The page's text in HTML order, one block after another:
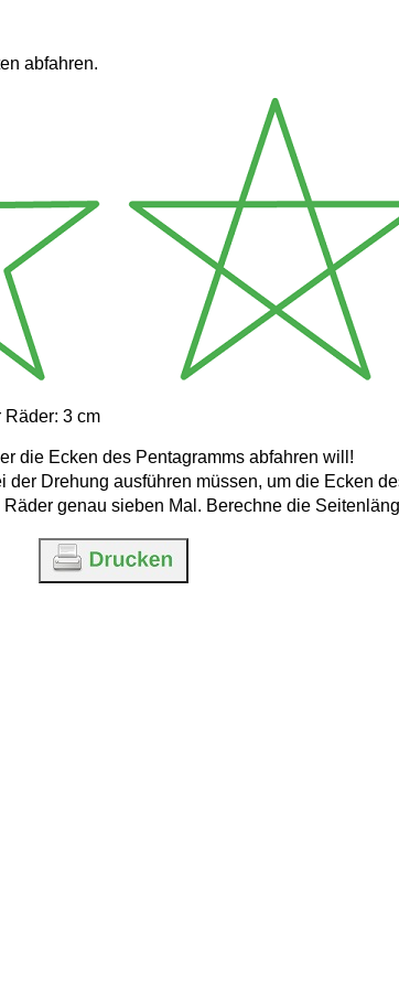
abfahren.
3 cm
die Ecken des Pentagramms abfahren will!
Drehung ausführen müssen, um die Ecken
genau sieben Mal. Berechne die